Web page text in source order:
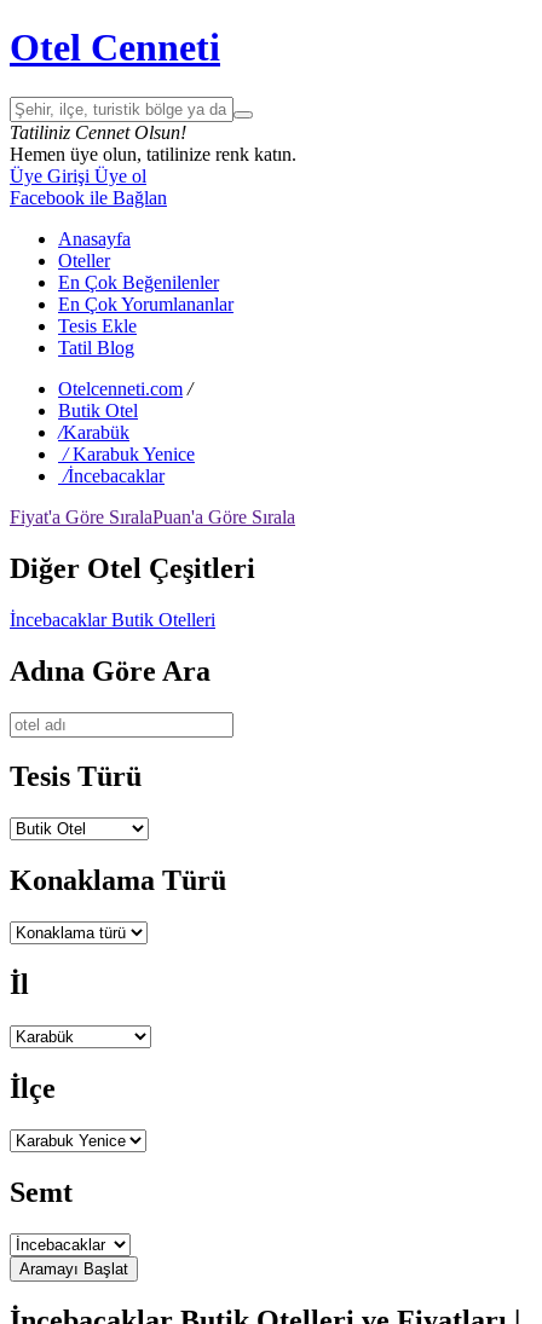
Otel Cenneti
Tatiliniz Cennet Olsun!
Hemen üye olun, tatilinize renk katın.
Üye Girişi Üye ol
Facebook ile Bağlan
Anasayfa
Oteller
En Çok Beğenilenler
En Çok Yorumlananlar
Tesis Ekle
Tatil Blog
Otelcenneti.com /
Butik Otel
/Karabük
/ Karabuk Yenice
/İncebacaklar
Fiyat'a Göre SıralaPuan'a Göre Sırala
Diğer Otel Çeşitleri
İncebacaklar Butik Otelleri
Adına Göre Ara
Tesis Türü
Konaklama Türü
İl
İlçe
Semt